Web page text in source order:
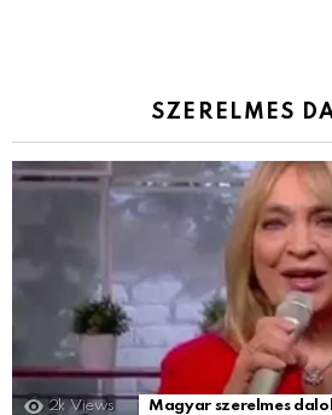
SZERELMES
2k Views Magyar szerelmes